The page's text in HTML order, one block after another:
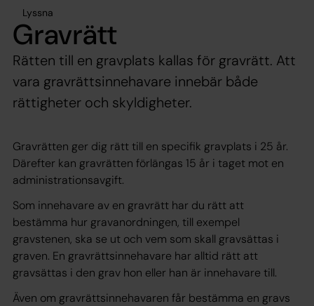
Lyssna
Gravrätt
Rätten till en gravplats kallas för gravrätt. Att
vara gravrättsinnehavare innebär både
rättigheter och skyldigheter.
Gravrätten ger dig rätt till en specifik gravplats i 25 år.
Därefter kan gravrätten förlängas 15 år i taget mot en
administrationsavgift.
Som innehavare av en gravrätt har du rätt att
bestämma hur gravanordningen, till exempel
gravstenen, ska se ut och vem som skall gravsättas i
graven. En gravrättsinnehavare har alltid rätt att
gravsättas i den grav hon eller han är innehavare till.
Även om gravrättsinnehavaren får bestämma en gravs